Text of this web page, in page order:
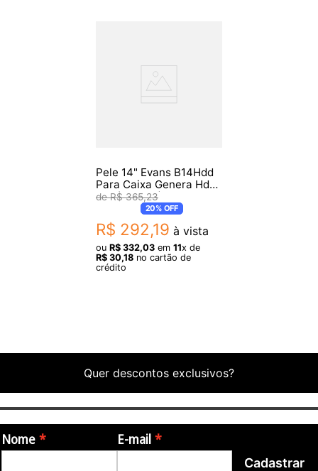
Pele 14" Evans B14Hdd
Para Caixa Genera Hd
Dry (013586)
R$ 365,23
20%OFF
R$ 292,19 à vista
ou R$ 332,03 em 11x de
R$ 30,18 no cartão de
crédito
Quer descontos exclusivos?
Nome E-mail
Cadastrar